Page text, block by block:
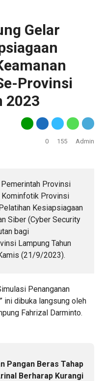
Gelar
Provinsi
2023
0 155 Admin
Pemerintah Provinsi
Kominfotik Provinsi
Kesiapsiagaan
Siber (Cyber Security
bagi
Lampung Tahun
(21/9/2023).
Penanganan
ini dibuka langsung oleh
Fahrizal Darminto.
Pangan Beras Tahap
Berharap Kurangi